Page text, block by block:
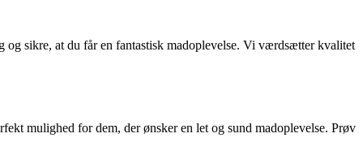
sikre, at du får en fantastisk madoplevelse. Vi værdsætter kvalitet
mulighed for dem, der ønsker en let og sund madoplevelse. Prøv